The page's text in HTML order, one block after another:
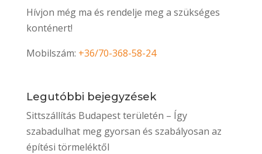
Hívjon még ma és rendelje meg a szükséges
konténert!
Mobilszám: +36/70-368-58-24
Legutóbbi bejegyzések
Sittszállítás Budapest területén – Így
szabadulhat meg gyorsan és szabályosan az
építési törmeléktől